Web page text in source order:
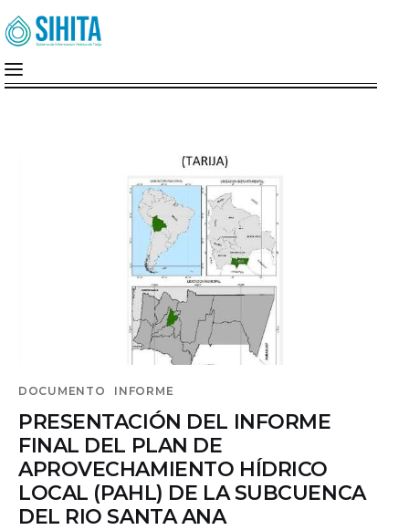
Nosotros
Cuenca Del Guadalquivir
MiMonitor
SIG-A.G.U.A
Documentos
Institucion
Contacto
DOCUMENTO INFORME
PRESENTACIÓN DEL INFORME
FINAL DEL PLAN DE
APROVECHAMIENTO HÍDRICO
LOCAL (PAHL) DE LA SUBCUENCA
DEL RIO SANTA ANA